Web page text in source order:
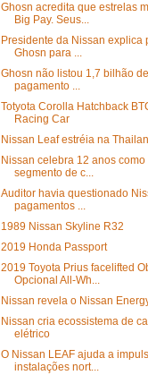
Ghosn acredita que estrelas
Big Pay. Seus...
Presidente da Nissan explica
Ghosn para ...
Ghosn não listou 1,7 bilhão
pagamento ...
Totyota Corolla Hatchback
Racing Car
Nissan Leaf estréia na
Nissan celebra 12 anos
segmento de c...
Auditor havia questionado
pagamentos ...
1989 Nissan Skyline R32
2019 Honda Passport
2019 Toyota Prius facelifted
Opcional All-Wh...
Nissan revela o Nissan
Nissan cria ecossistema de
elétrico
O Nissan LEAF ajuda a
instalações nort...